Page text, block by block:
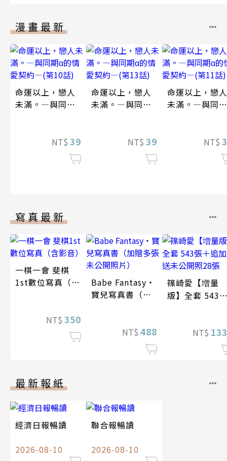
漫畫最新
命運以上，戀人
未滿。―與同期α
NT$ 39
命運以上，戀人
未滿。―與同期α
NT$ 39
命運以上，戀人
未滿。―與同
NT$
寫真最新
一棋一會 斐棋
1st數位寫真（含
NT$ 350
Babe Fantasy‧
寶兒寫真書（加
NT$ 488
篠崎愛【増量
版】全套 543
NT$
最新報紙
經濟日報暢讀
2026-08-10
聯合報暢讀
2026-08-10